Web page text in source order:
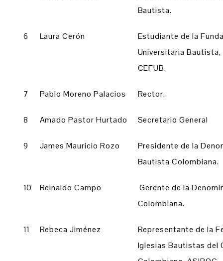
Bautista.
6 Laura Cerón
Estudiante de la
Universitaria
CEFUB.
7 Pablo Moreno Palacios Rector.
8 Amado Pastor Hurtado Secretario General
9 James Mauricio Rozo
Presidente de la
Bautista Colombiana.
10 Reinaldo Campo
Gerente de la
Colombiana.
11 Rebeca Jiménez
Representante de la
Iglesias Bautistas del